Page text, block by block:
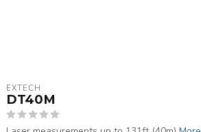
EXTECH
DT40M